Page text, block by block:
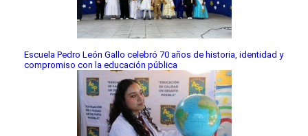
Escuela Pedro León Gallo celebró 70 años de historia, identidad y
compromiso con la educación pública